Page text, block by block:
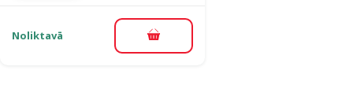
Noliktavā Pievienot grozam